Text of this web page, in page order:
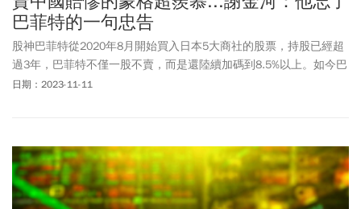
巴菲特的一句忠告
股神巴菲特從2020年8月開始買入日本5大商社的股票，持股已經超
過3年，巴菲特不僅一股不賣，而是還陸續加碼到8.5%以上。如今巴
菲特持有的5大商社的價值已經從60億美元增值到170億美元以上。
日期：2023-11-11